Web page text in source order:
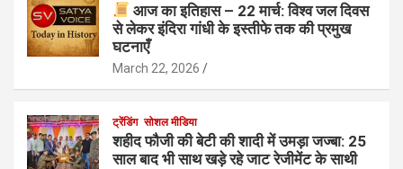
आज का इतिहास – 22 मार्च: विश्व जल दिवस
से लेकर इंदिरा गांधी के इस्तीफे तक की प्रमुख
घटनाएँ
March 22, 2026
ट्रेंडिंग सोशल मीडिया
शहीद फौजी की बेटी की शादी में उमड़ा जज्बा: 25
साल बाद भी साथ खड़े रहे जाट रेजीमेंट के साथी